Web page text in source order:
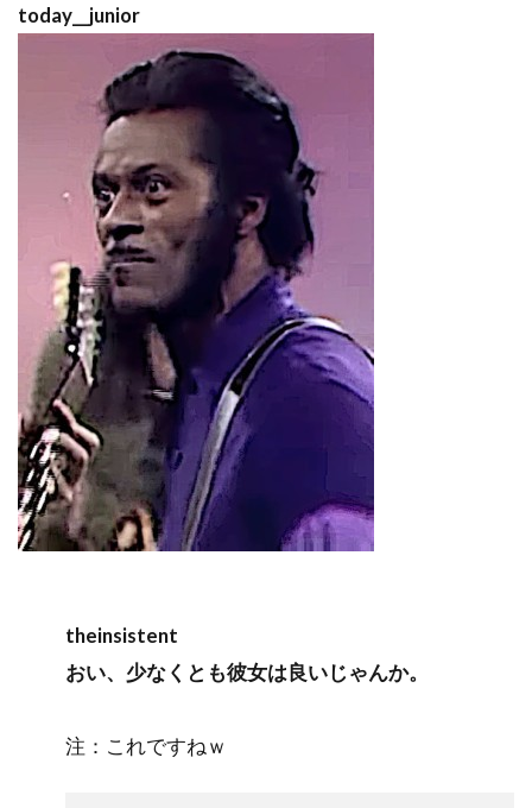
today__junior
theinsistent
おい、少なくとも彼女は良いじゃんか。
注：これですねｗ